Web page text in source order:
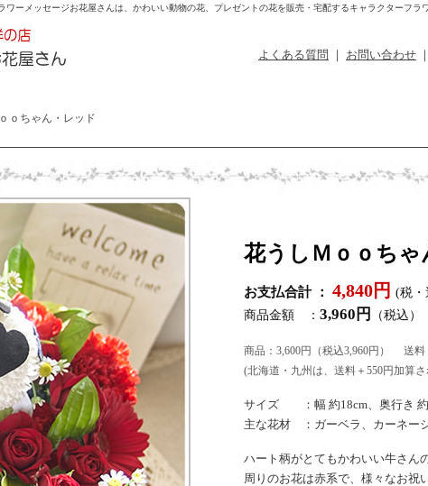
ワーメッセージお花屋さんは、かわいい動物の花、プレゼントの花を販売・宅配するキャラクターフラ
よくある質問 ｜ お問い合わせ ｜
ちゃん・レッド
花うしＭｏｏちゃ
お支払合計 ： 4,840円 (税・
商品金額 ： 3,960円 （税込）
商品：3,600円（税込3,960円） 送料
(北海道・九州は、送料＋550円加算
サイズ ：幅 約18cm、奥行き 約
主な花材 ：ガーベラ、カーネー
ハート柄がとてもかわいい牛さん
周りのお花は赤系で、様々なお祝